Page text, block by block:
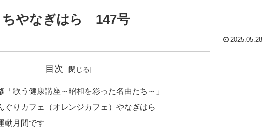
ちやなぎはら 147号
2025.05.28
目次
「歌う健康講座～昭和を彩った名曲たち～」
ぐりカフェ（オレンジカフェ）やなぎはら
動月間です